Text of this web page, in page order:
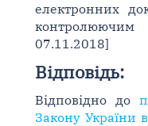
електронних
07.11.2018]
Відповідь:
Відповідно до
Закону України